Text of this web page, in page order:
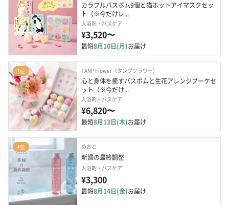
カラフルバスボム9個と猫ホットアイマスクセッ
ト（※今だけレ...
入浴剤・バスケア
¥3,520〜
最短8月10日(月)お届け
3位 TANP Flower（タンプフラワー）
心と身体を癒すバスボムと生花アレンジブーケセ
ット（※今だけ...
入浴剤・バスケア
¥6,820〜
最短8月13日(木)お届け
4位 めおと
新婦の最終調整
入浴剤・バスケア
¥3,300
最短8月14日(金)お届け